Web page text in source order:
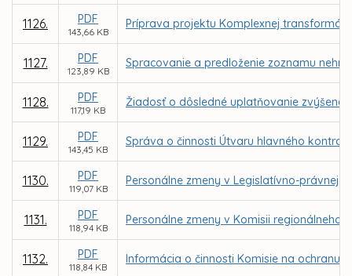
1126. PDF
143,66 KB
Príprava projektu Komplexnej
1127. PDF
123,89 KB
Spracovanie a predloženie zoznamu
1128. PDF
117,19 KB
Žiadosť o dôsledné uplatňovanie
1129. PDF
143,45 KB
Správa o činnosti Útvaru hlavného
1130. PDF
119,07 KB
Personálne zmeny v Legislatívno-právnej
1131. PDF
118,94 KB
Personálne zmeny v Komisii regionálneho
1132. PDF
118,84 KB
Informácia o činnosti Komisie na ochranu